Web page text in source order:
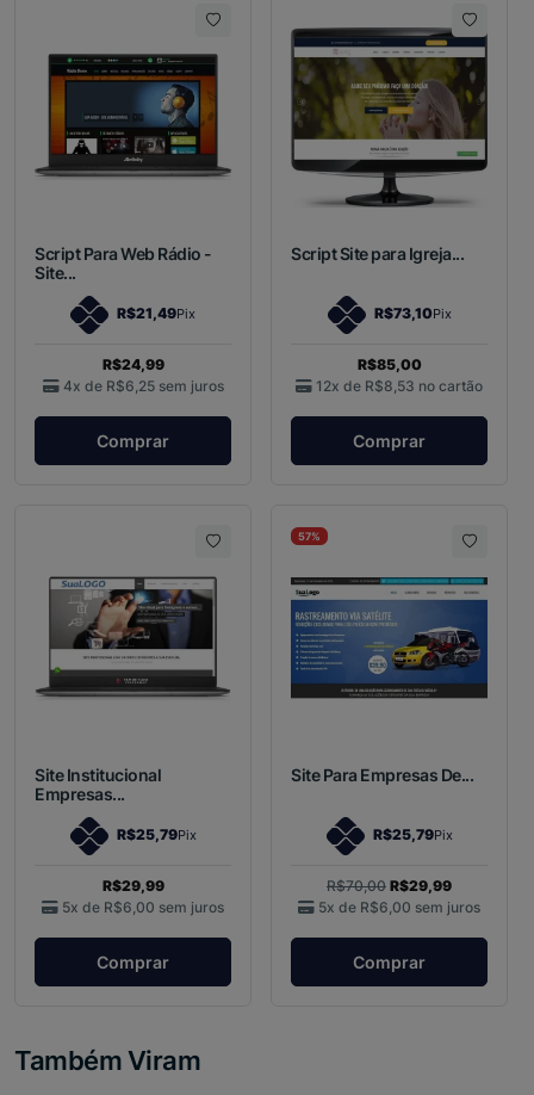
Script Para Web Rádio -
Site...
R$21,49Pix
R$24,99
4x de R$6,25 sem juros
Comprar
Script Site para Igreja...
R$73,10Pix
R$85,00
12x de R$8,53 no cartão
Comprar
Site Institucional
Empresas...
R$25,79Pix
R$29,99
5x de R$6,00 sem juros
Comprar
57%
Site Para Empresas De...
R$25,79Pix
R$70,00 R$29,99
5x de R$6,00 sem juros
Comprar
Também Viram